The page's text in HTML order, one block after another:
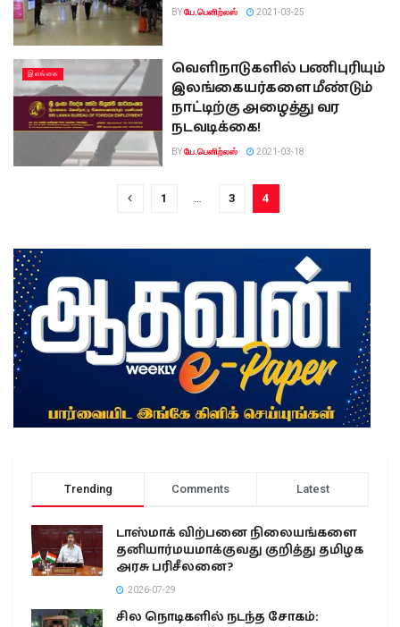
BYயே.பெனிற்லஸ் 2021-03-25
இலங்கை
வெளிநாடுகளில் பணிபுரியும்
இலங்கையர்களை மீண்டும்
நாட்டிற்கு அழைத்து வர
நடவடிக்கை!
BYயே.பெனிற்லஸ் 2021-03-18
1 3 4
Trending Comments Latest
டாஸ்மாக் விற்பனை நிலையங்களை
தனியார்மயமாக்குவது குறித்து தமிழக
அரசு பரிசீலனை?
2026-07-29
சில நொடிகளில் நடந்த சோகம்: